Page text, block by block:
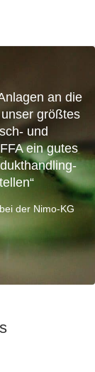
an die
größtes
und
ein gutes
der Nimo-KG